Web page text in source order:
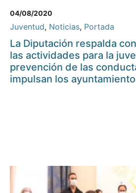
04/08/2020
Juventud, Noticias, Portada
La Diputación respalda
las actividades para la
prevención de las
impulsan los